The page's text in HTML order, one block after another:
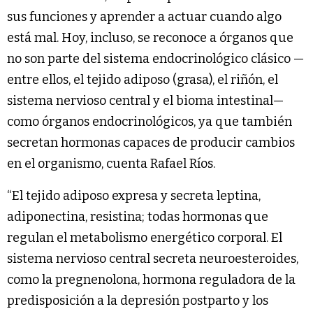
sus funciones y aprender a actuar cuando algo
está mal. Hoy, incluso, se reconoce a órganos que
no son parte del sistema endocrinológico clásico —
entre ellos, el tejido adiposo (grasa), el riñón, el
sistema nervioso central y el bioma intestinal—
como órganos endocrinológicos, ya que también
secretan hormonas capaces de producir cambios
en el organismo, cuenta Rafael Ríos.
“El tejido adiposo expresa y secreta leptina,
adiponectina, resistina; todas hormonas que
regulan el metabolismo energético corporal. El
sistema nervioso central secreta neuroesteroides,
como la pregnenolona, hormona reguladora de la
predisposición a la depresión postparto y los